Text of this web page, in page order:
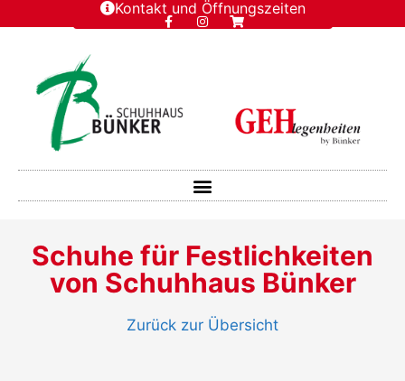
Kontakt und Öffnungszeiten
Schuhe für Festlichkeiten
von Schuhhaus Bünker
Zurück zur Übersicht